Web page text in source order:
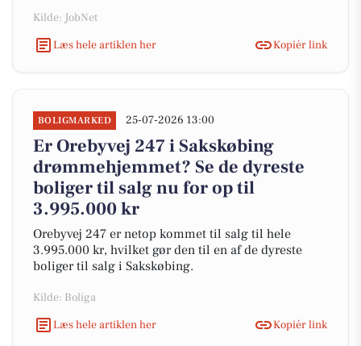
Kilde: JobNet
Læs hele artiklen her
Kopiér link
BOLIGMARKED 25-07-2026 13:00
Er Orebyvej 247 i Sakskøbing
drømmehjemmet? Se de dyreste
boliger til salg nu for op til
3.995.000 kr
Orebyvej 247 er netop kommet til salg til hele
3.995.000 kr, hvilket gør den til en af de dyreste
boliger til salg i Sakskøbing.
Kilde: Boliga
Læs hele artiklen her
Kopiér link